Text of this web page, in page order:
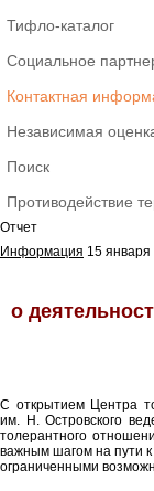
Тифло-каталог
Социальное
Контактная
Независимая
Поиск
Противодействие
Отчет
Информация 15
о
С открытием Центра
им. Н. Островского
толерантного
важным шагом на пути
ограниченными